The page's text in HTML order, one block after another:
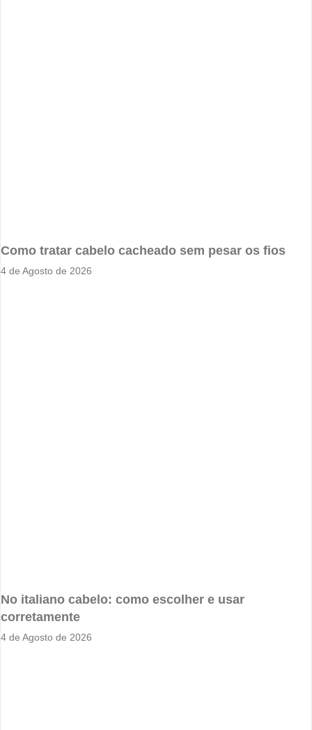
Como tratar cabelo cacheado sem pesar os fios
4 de Agosto de 2026
No italiano cabelo: como escolher e usar
corretamente
4 de Agosto de 2026